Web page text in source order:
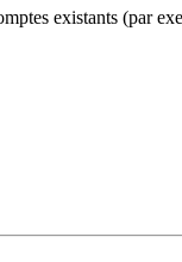
existants (par